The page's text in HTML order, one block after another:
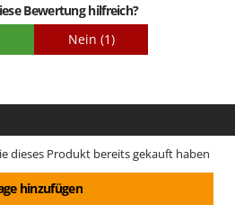
Bewertung hilfreich?
Nein (1)
dieses Produkt bereits gekauft haben
hinzufügen